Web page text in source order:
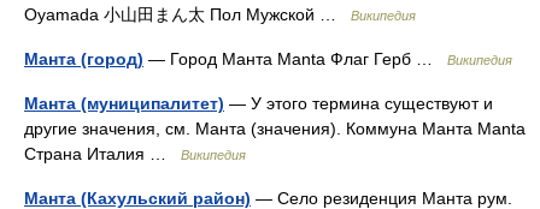
Oyamada 小山田まん太 Пол Мужской …
Википедия
Манта (город) — Город Манта Manta Флаг Герб … Википедия
Манта (муниципалитет) — У этого термина существуют и
другие значения, см. Манта (значения). Коммуна Манта Manta
Страна Италия …
Википедия
Манта (Кахульский район) — Село резиденция Манта рум.